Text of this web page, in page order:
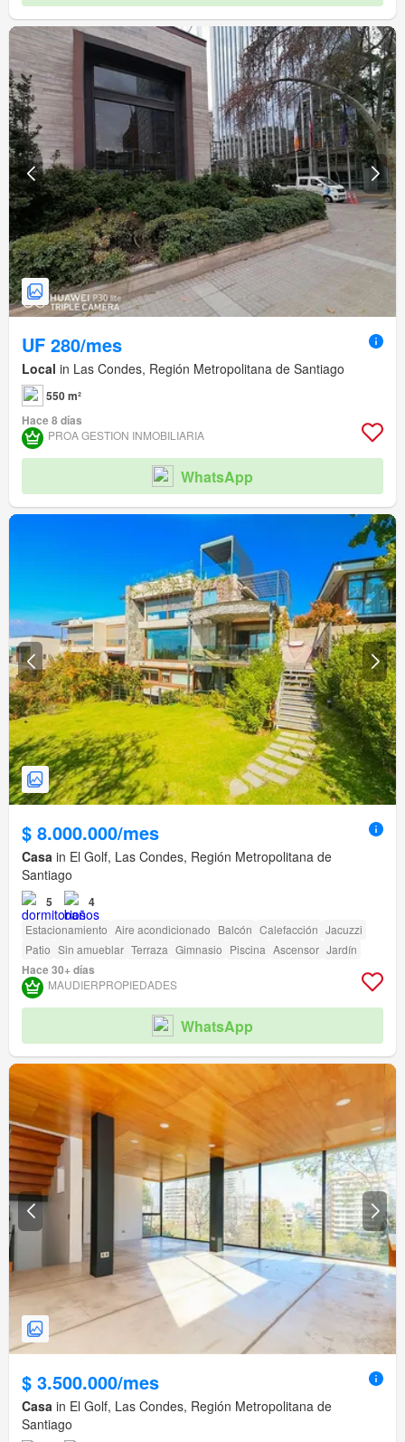
UF 280/mes
Local in Las Condes, Región Metropolitana de Santiago
550 m²
Hace 8 días
PROA GESTION INMOBILIARIA
WhatsApp
$ 8.000.000/mes
Casa in El Golf, Las Condes, Región Metropolitana de
Santiago
5 4
Estacionamiento Aire acondicionado Balcón Calefacción Jacuzzi
Patio Sin amueblar Terraza Gimnasio Piscina Ascensor Jardín
Hace 30+ días
MAUDIERPROPIEDADES
WhatsApp
$ 3.500.000/mes
Casa in El Golf, Las Condes, Región Metropolitana de
Santiago